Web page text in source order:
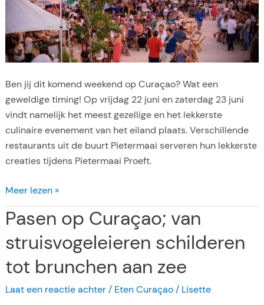
s
e
R
e
s
t
a
u
n
t
s
m
e
t
Ben jij dit komend weekend op Curaçao? Wat een
geweldige timing! Op vrijdag 22 juni en zaterdag 23 juni
vindt namelijk het meest gezellige en het lekkerste
culinaire evenement van het eiland plaats. Verschillende
restaurants uit de buurt Pietermaai serveren hun lekkerste
creaties tijdens Pietermaai Proeft.
S
m
k
e
Meer lezen »
Pasen op Curaçao; van
struisvogeleieren schilderen
tot brunchen aan zee
Laat een reactie achter / Eten Curaçao/ Lisette